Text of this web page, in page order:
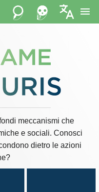
menu
meccanismi che
e sociali. Conosci
dietro le azioni